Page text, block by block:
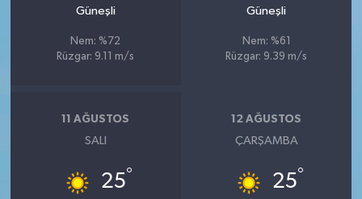
Güneşli
Nem: %72
Rüzgar: 9.11 m/s
Güneşli
Nem: %61
Rüzgar: 9.39 m/s
11 AĞUSTOS
SALI
25°
12 AĞUSTOS
ÇARŞAMBA
25°